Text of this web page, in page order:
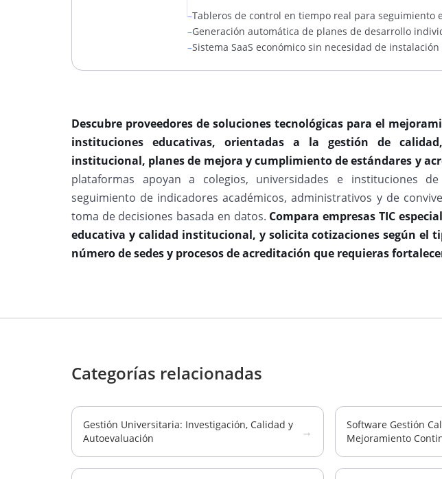
–Tableros de control en tiempo real para seguimiento
–Generación automática de planes de desarrollo
–Sistema SaaS económico sin necesidad de instalación
Descubre proveedores de soluciones tecnológicas para el
instituciones educativas, orientadas a la gestión de
institucional, planes de mejora y cumplimiento de estándares y
plataformas apoyan a colegios, universidades e instituciones
seguimiento de indicadores académicos, administrativos y de
toma de decisiones basada en datos. Compara empresas TIC
educativa y calidad institucional, y solicita cotizaciones según el
número de sedes y procesos de acreditación que requieras
Categorías relacionadas
Gestión Universitaria: Investigación, Calidad y
Autoevaluación
→
Software Gestión
Mejoramiento